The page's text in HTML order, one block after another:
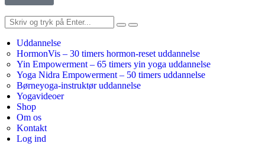
Uddannelse
HormonVis – 30 timers hormon-reset uddannelse
Yin Empowerment – 65 timers yin yoga uddannelse
Yoga Nidra Empowerment – 50 timers uddannelse
Børneyoga-instruktør uddannelse
Yogavideoer
Shop
Om os
Kontakt
Log ind